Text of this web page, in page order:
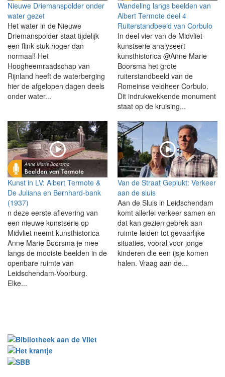
Nieuwe Driemanspolder onder
water gezet
Het water in de Nieuwe
Driemanspolder staat tijdelijk
een flink stuk hoger dan
normaal! Het
Hoogheemraadschap van
Rijnland heeft de waterberging
hier de afgelopen dagen deels
onder water...
Wandeling langs beelden van
Albert Termote deel 4
Ruiterstandbeeld van Corbulo
In deel vier van de Midvliet-
kunstserie analyseert
kunsthistorica @Anne Marie
Boorsma het grote
ruiterstandbeeld van de
Romeinse veldheer Corbulo.
Dit indrukwekkende monument
staat op de kruising...
Kunst in LV: Albert Termote &
De Juliana en Bernhard-bank
(1937)
n deze eerste aflevering van
een nieuwe kunstserie op
Midvliet neemt kunsthistorica
Anne Marie Boorsma je mee
langs de mooiste beelden in de
openbare ruimte van
Leidschendam-Voorburg.
Elke...
Van de Straat Geplukt: Verkeer
aan de sluis
Aan de Sluis in Leidschendam
komt allerlei verkeer samen en
dat kan gezien gebrek aan
ruimte leiden tot gevaarlijke
situaties, vooral voor jonge
kinderen die een ijsje komen
halen. Vraag aan de...